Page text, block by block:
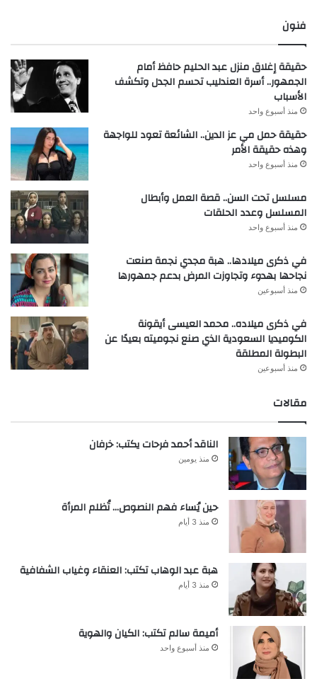
فنون
حقيقة إغلاق منزل عبد الحليم حافظ أمام
الجمهور.. أسرة العندليب تحسم الجدل وتكشف
الأسباب
منذ أسبوع واحد
حقيقة حمل مي عز الدين.. الشائعة تعود للواجهة
وهذه حقيقة الأمر
منذ أسبوع واحد
مسلسل تحت السن.. قصة العمل وأبطال
المسلسل وعدد الحلقات
منذ أسبوع واحد
في ذكرى ميلادها.. هبة مجدي نجمة صنعت
نجاحها بهدوء وتجاوزت المرض بدعم جمهورها
منذ أسبوعين
في ذكرى ميلاده.. محمد العيسى أيقونة
الكوميديا السعودية الذي صنع نجوميته بعيدًا عن
البطولة المطلقة
منذ أسبوعين
مقالات
الناقد أحمد فرحات يكتب: خرفان
منذ يومين
حين يُساء فهم النصوص… تُظلم المرأة
منذ 3 أيام
هبة عبد الوهاب تكتب: العنقاء وغياب الشفافية
منذ 3 أيام
أميمة سالم تكتب: الكيان والهوية
منذ أسبوع واحد